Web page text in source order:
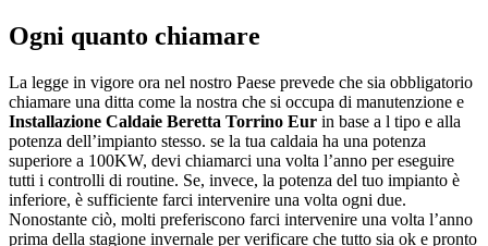
Ogni quanto chiamare
La legge in vigore ora nel nostro Paese prevede che sia obbligatorio
chiamare una ditta come la nostra che si occupa di manutenzione e
Installazione Caldaie Beretta Torrino Eur in base a l tipo e alla
potenza dell’impianto stesso. se la tua caldaia ha una potenza
superiore a 100KW, devi chiamarci una volta l’anno per eseguire
tutti i controlli di routine. Se, invece, la potenza del tuo impianto è
inferiore, è sufficiente farci intervenire una volta ogni due.
Nonostante ciò, molti preferiscono farci intervenire una volta l’anno
prima della stagione invernale per verificare che tutto sia ok e pronto